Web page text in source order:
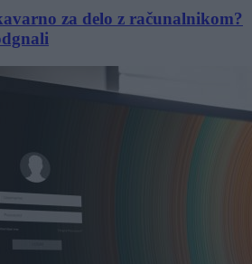
za delo z računalnikom?